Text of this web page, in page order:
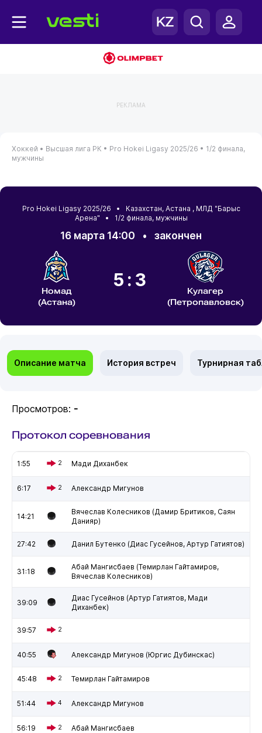
РЕКЛАМА
Хоккей • Высшая лига РК • Pro Hokei Ligasy 2025/26 • 1/2 финала,
мужчины
Pro Hokei Ligasy 2025/26 • Казахстан, Астана , МЛД "Барыс
Арена" • 1/2 финала, мужчины
16 марта 14:00 • закончен
Номад
(Астана)
5:3
Кулагер
(Петропавловск)
Описание матча История встреч Турнирная
Просмотров: -
Протокол соревнования
1:55 2 Мади Диханбек
6:17 2 Александр Мигунов
14:21
Вячеслав Колесников (Дамир Бритиков, Саян
Данияр)
27:42 Данил Бутенко (Диас Гусейнов, Артур Гатиятов)
31:18
Абай Мангисбаев (Темирлан Гайтамиров,
Вячеслав Колесников)
39:09
Диас Гусейнов (Артур Гатиятов, Мади
Диханбек)
39:57 2
40:55 Александр Мигунов (Юргис Дубинскас)
45:48 2 Темирлан Гайтамиров
51:44 4 Александр Мигунов
56:19 2 Абай Мангисбаев